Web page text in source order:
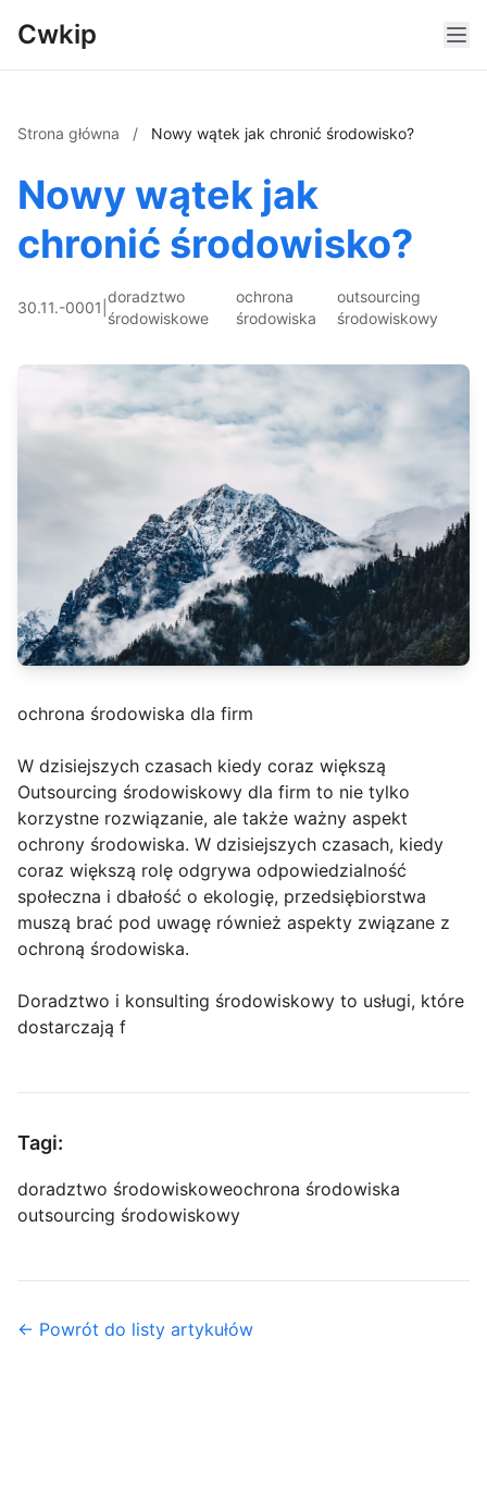
Cwkip
Strona główna / Nowy wątek jak chronić środowisko?
Nowy wątek jak
chronić środowisko?
30.11.-0001
doradztwo
środowiskowe
ochrona
środowiska
outsourcing
środowiskowy
ochrona środowiska dla firm
W dzisiejszych czasach kiedy coraz większą
Outsourcing środowiskowy dla firm to nie tylko
korzystne rozwiązanie, ale także ważny aspekt
ochrony środowiska. W dzisiejszych czasach, kiedy
coraz większą rolę odgrywa odpowiedzialność
społeczna i dbałość o ekologię, przedsiębiorstwa
muszą brać pod uwagę również aspekty związane z
ochroną środowiska.
Doradztwo i konsulting środowiskowy to usługi, które
dostarczają f
Tagi:
doradztwo środowiskoweochrona środowiska
outsourcing środowiskowy
← Powrót do listy artykułów